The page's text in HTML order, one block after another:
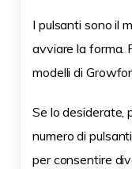
I pulsanti sono il
avviare la forma.
modelli di
Se lo desiderate,
numero di
per consentire